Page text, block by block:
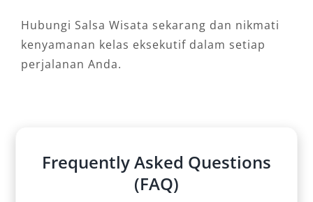
Hubungi Salsa Wisata sekarang dan nikmati
kenyamanan kelas eksekutif dalam setiap
perjalanan Anda.
Frequently Asked Questions
(FAQ)